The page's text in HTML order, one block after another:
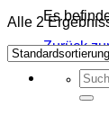
Es
Zurück
nach:
Alle 2